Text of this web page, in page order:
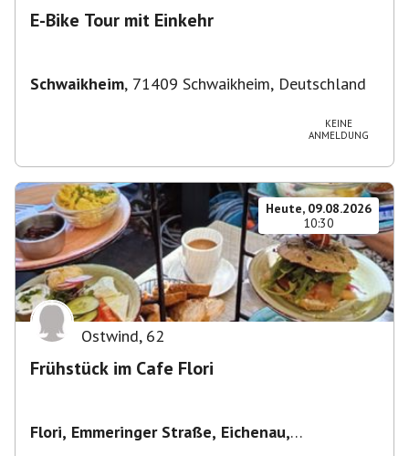
E-Bike Tour mit Einkehr
Schwaikheim, 71409 Schwaikheim, Deutschland
KEINE
ANMELDUNG
Heute, 09.08.2026
10:30
Ostwind, 62
Frühstück im Cafe Flori
Flori, Emmeringer Straße, Eichenau,